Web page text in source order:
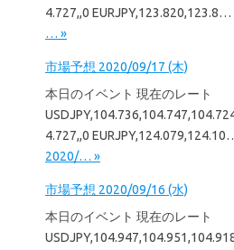
4.727,,0 EURJPY,123.820,123.8…
… »
市場予想 2020/09/17 (木)
本日のイベント 現在のレート
4.727,,0
2020/… »
市場予想 2020/09/16 (水)
本日のイベント 現在のレート